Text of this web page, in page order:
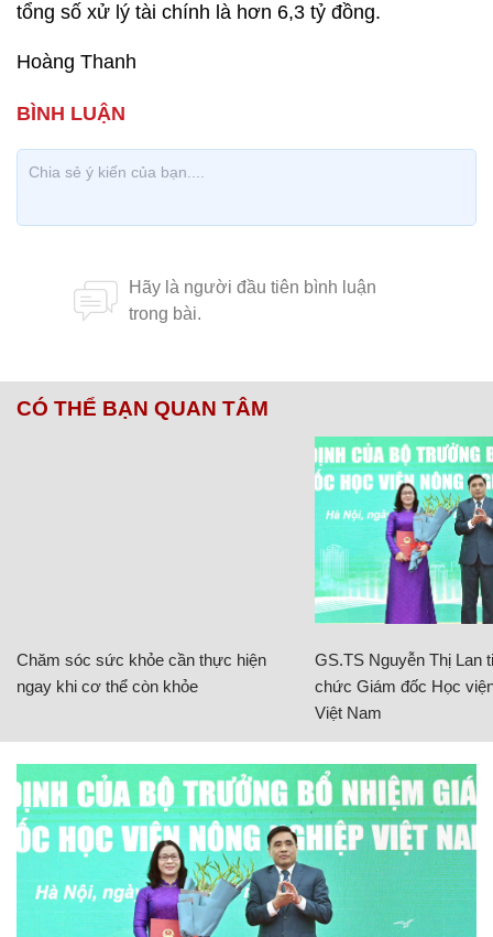
tổng số xử lý tài chính là hơn 6,3 tỷ đồng.
Hoàng Thanh
CÓ THỂ BẠN QUAN TÂM
Chăm sóc sức khỏe cần thực hiện
ngay khi cơ thể còn khỏe
GS.TS Nguyễn Thị Lan
chức Giám đốc Học
Việt Nam